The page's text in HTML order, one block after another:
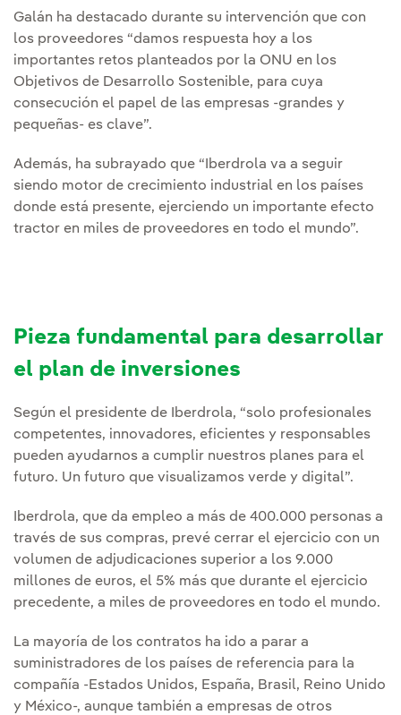
Galán ha destacado durante su intervención que con
los proveedores “damos respuesta hoy a los
importantes retos planteados por la ONU en los
Objetivos de Desarrollo Sostenible, para cuya
consecución el papel de las empresas -grandes y
pequeñas- es clave”.
Además, ha subrayado que “Iberdrola va a seguir
siendo motor de crecimiento industrial en los países
donde está presente, ejerciendo un importante efecto
tractor en miles de proveedores en todo el mundo”.
Pieza fundamental para desarrollar
el plan de inversiones
Según el presidente de Iberdrola, “solo profesionales
competentes, innovadores, eficientes y responsables
pueden ayudarnos a cumplir nuestros planes para el
futuro. Un futuro que visualizamos verde y digital”.
Iberdrola, que da empleo a más de 400.000 personas a
través de sus compras, prevé cerrar el ejercicio con un
volumen de adjudicaciones superior a los 9.000
millones de euros, el 5% más que durante el ejercicio
precedente, a miles de proveedores en todo el mundo.
La mayoría de los contratos ha ido a parar a
suministradores de los países de referencia para la
compañía -Estados Unidos, España, Brasil, Reino Unido
y México-, aunque también a empresas de otros